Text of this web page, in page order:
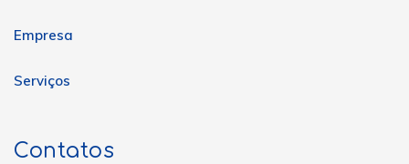
Empresa
Serviços
Contatos